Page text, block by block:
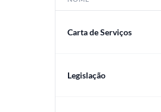
Carta de Serviços
Legislação